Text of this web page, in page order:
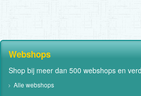
Webshops
Shop bij meer dan 500 webshops en
Alle webshops